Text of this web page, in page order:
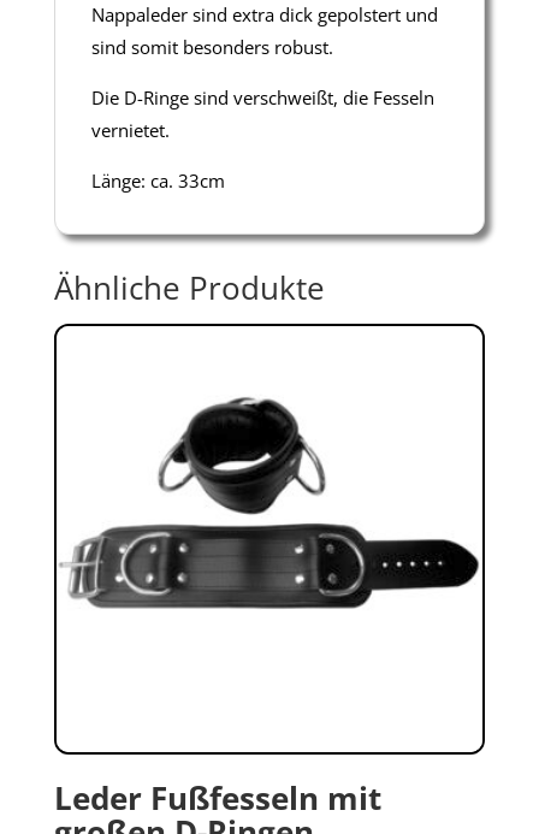
Nappaleder sind extra dick gepolstert und
sind somit besonders robust.
Die D-Ringe sind verschweißt, die Fesseln
vernietet.
Länge: ca. 33cm
Ähnliche Produkte
Leder Fußfesseln mit